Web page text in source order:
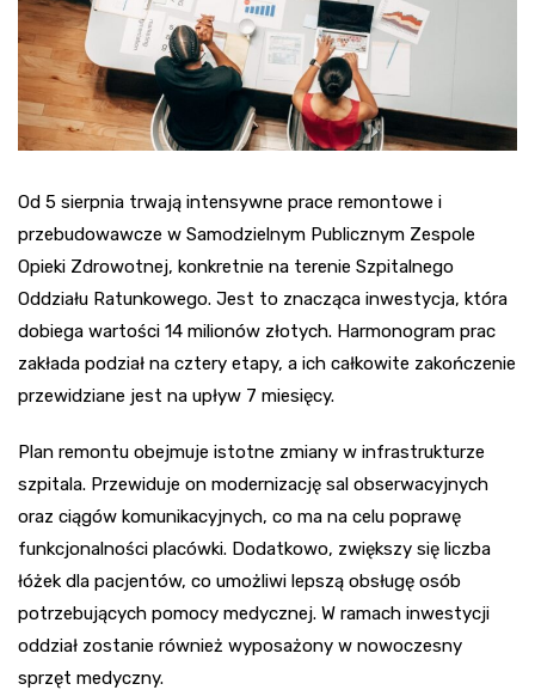
Od 5 sierpnia trwają intensywne prace remontowe i
przebudowawcze w Samodzielnym Publicznym Zespole
Opieki Zdrowotnej, konkretnie na terenie Szpitalnego
Oddziału Ratunkowego. Jest to znacząca inwestycja, która
dobiega wartości 14 milionów złotych. Harmonogram prac
zakłada podział na cztery etapy, a ich całkowite zakończenie
przewidziane jest na upływ 7 miesięcy.
Plan remontu obejmuje istotne zmiany w infrastrukturze
szpitala. Przewiduje on modernizację sal obserwacyjnych
oraz ciągów komunikacyjnych, co ma na celu poprawę
funkcjonalności placówki. Dodatkowo, zwiększy się liczba
łóżek dla pacjentów, co umożliwi lepszą obsługę osób
potrzebujących pomocy medycznej. W ramach inwestycji
oddział zostanie również wyposażony w nowoczesny
sprzęt medyczny.